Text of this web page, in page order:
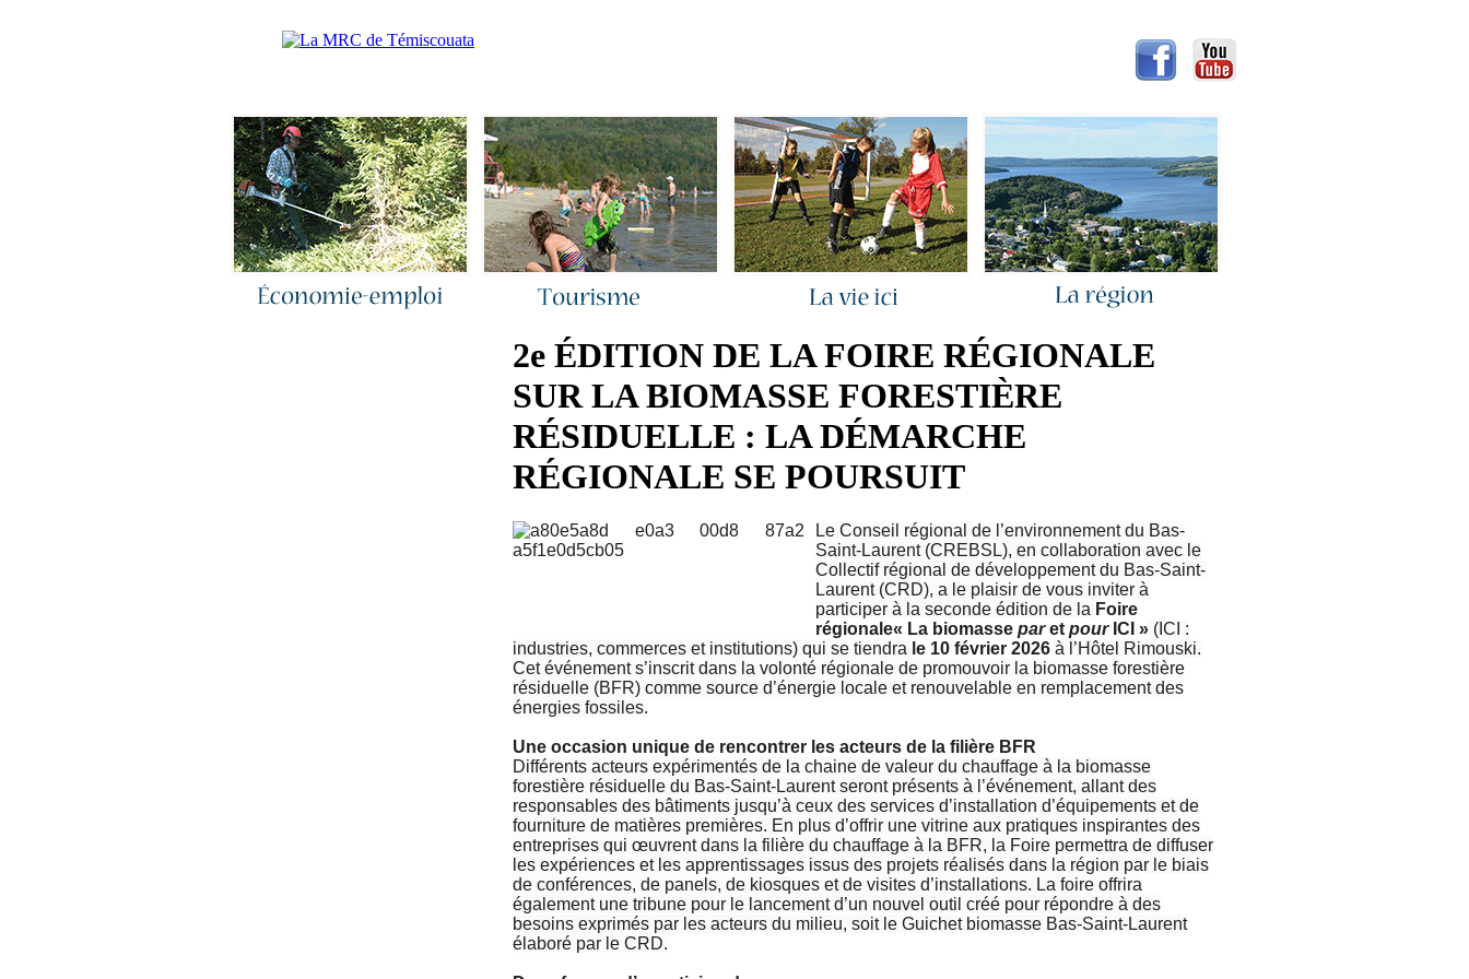
2e ÉDITION DE LA FOIRE RÉGIONALE
SUR LA BIOMASSE FORESTIÈRE
RÉSIDUELLE : LA DÉMARCHE
RÉGIONALE SE POURSUIT
Le Conseil régional de l’environnement du Bas-
Saint-Laurent (CREBSL), en collaboration avec le
Collectif régional de développement du Bas-Saint-
Laurent (CRD), a le plaisir de vous inviter à
participer à la seconde édition de la Foire
régionale« La biomasse paret pourICI » (ICI :
industries, commerces et institutions) qui se tiendra le 10 février 2026 à l’Hôtel Rimouski.
Cet événement s’inscrit dans la volonté régionale de promouvoir la biomasse forestière
résiduelle (BFR) comme source d’énergie locale et renouvelable en remplacement des
énergies fossiles.
Une occasion unique de rencontrer les acteurs de la filière BFR
Différents acteurs expérimentés de la chaine de valeur du chauffage à la biomasse
forestière résiduelle du Bas-Saint-Laurent seront présents à l’événement, allant des
responsables des bâtiments jusqu’à ceux des services d’installation d’équipements et de
fourniture de matières premières. En plus d’offrir une vitrine aux pratiques inspirantes des
entreprises qui œuvrent dans la filière du chauffage à la BFR, la Foire permettra de diffuser
les expériences et les apprentissages issus des projets réalisés dans la région par le biais
de conférences, de panels, de kiosques et de visites d’installations. La foire offrira
également une tribune pour le lancement d’un nouvel outil créé pour répondre à des
besoins exprimés par les acteurs du milieu, soit le Guichet biomasse Bas-Saint-Laurent
élaboré par le CRD.